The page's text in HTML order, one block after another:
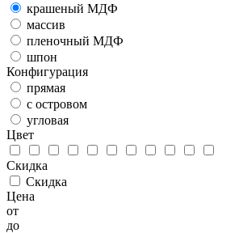
крашеный МДФ
массив
пленочный МДФ
шпон
Конфигурация
прямая
с островом
угловая
Цвет
Скидка
Скидка
Цена
от
до